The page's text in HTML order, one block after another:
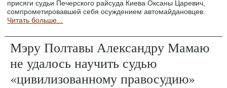
присяги судьи Печерского райсуда Киева Оксаны Царевич,
сомпрометировавшей себя осуждением автомайдановцев.
Читать больше...
Мэру Полтавы Александру Мамаю
не удалось научить судью
«цивилизованному правосудию»